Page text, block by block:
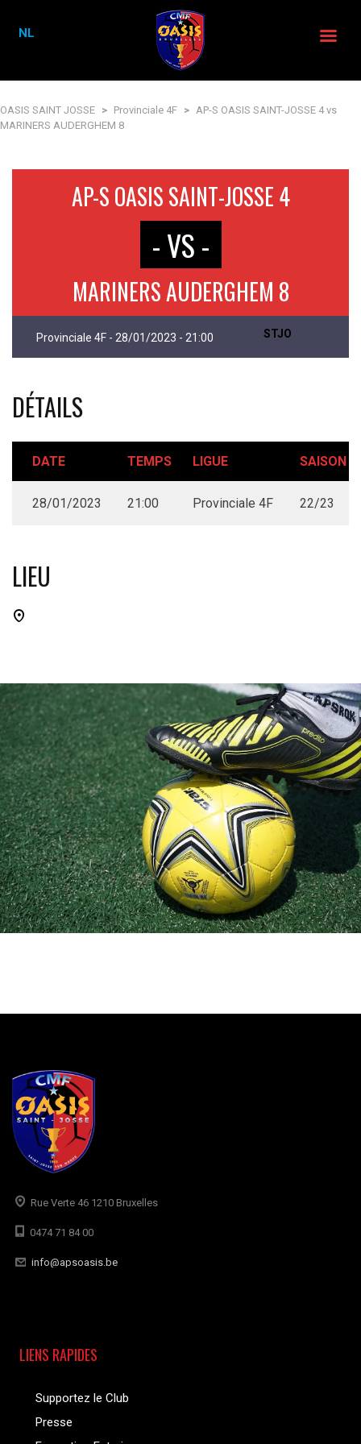
OASIS SAINT JOSSE > Provinciale 4F > AP-S OASIS SAINT-JOSSE 4 vs
MARINERS AUDERGHEM 8
AP-S OASIS SAINT-JOSSE 4
- VS -
MARINERS AUDERGHEM 8
Provinciale 4F - 28/01/2023 - 21:00 STJO
DÉTAILS
DATE TEMPS LIGUE SAISON
28/01/2023 21:00 Provinciale 4F 22/23
LIEU
Rue Verte 46 1210 Bruxelles
0474 71 84 00
info@apsoasis.be
LIENS RAPIDES
Supportez le Club
Presse
NL